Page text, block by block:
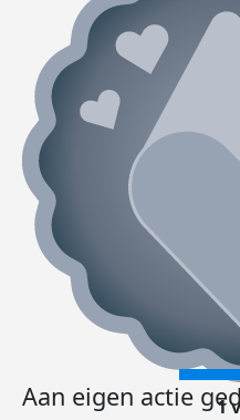
Aan eigen actie 1